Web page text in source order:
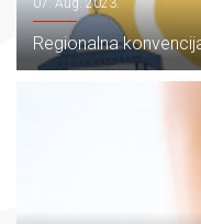
Regionalna